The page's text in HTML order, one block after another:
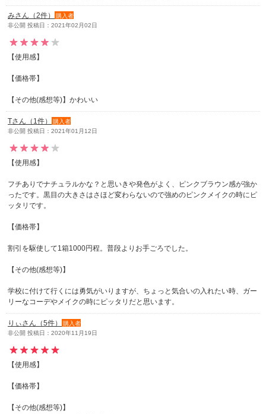
みさん（2件）
購入者
非公開 投稿日：2021年02月02日
【使用感】
【価格帯】
【その他(感想等)】かわいい
Tさん（1件）
購入者
非公開 投稿日：2021年01月12日
【使用感】
フチありでナチュラルかな？と思いきや発色がよく、ピンクブラウン感が強か
ったです。黒目の大きさはさほど変わらないので強めのピンクメイクの時にピ
ッタリです。
【価格帯】
割引を駆使して1箱1000円程。普段よりお手ごろでした。
【その他(感想等)】
学校に付けて行くには勇気がいりますが、ちょっと気合いの入れたい時、ガー
リーなコーデやメイクの時にピッタリだと思います。
りぃさん（5件）
購入者
非公開 投稿日：2020年11月19日
【使用感】
【価格帯】
【その他(感想等)】